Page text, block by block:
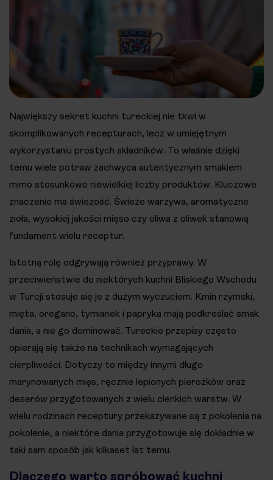
Największy sekret kuchni tureckiej nie tkwi w
skomplikowanych recepturach, lecz w umiejętnym
wykorzystaniu prostych składników. To właśnie dzięki
temu wiele potraw zachwyca autentycznym smakiem
mimo stosunkowo niewielkiej liczby produktów. Kluczowe
znaczenie ma świeżość. Świeże warzywa, aromatyczne
zioła, wysokiej jakości mięso czy oliwa z oliwek stanowią
fundament wielu receptur.
Istotną rolę odgrywają również przyprawy. W
przeciwieństwie do niektórych kuchni Bliskiego Wschodu
w Turcji stosuje się je z dużym wyczuciem. Kmin rzymski,
mięta, oregano, tymianek i papryka mają podkreślać smak
dania, a nie go dominować. Tureckie przepisy często
opierają się także na technikach wymagających
cierpliwości. Dotyczy to między innymi długo
marynowanych mięs, ręcznie lepionych pierożków oraz
deserów przygotowanych z wielu cienkich warstw. W
wielu rodzinach receptury przekazywane są z pokolenia na
pokolenie, a niektóre dania przygotowuje się dokładnie w
taki sam sposób jak kilkaset lat temu.
Dlaczego warto spróbować kuchni